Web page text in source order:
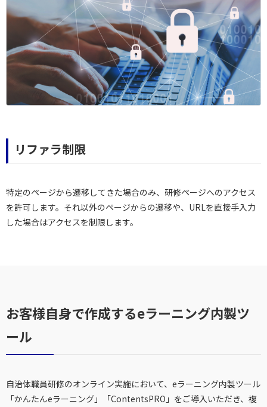
リファラ制限
特定のページから遷移してきた場合のみ、研修ページへのアクセス
を許可します。それ以外のページからの遷移や、URLを直接手入力
した場合はアクセスを制限します。
お客様自身で作成するeラーニング内製ツ
ール
自治体職員研修のオンライン実施において、eラーニング内製ツール
「かんたんeラーニング」「ContentsPRO」をご導入いただき、複